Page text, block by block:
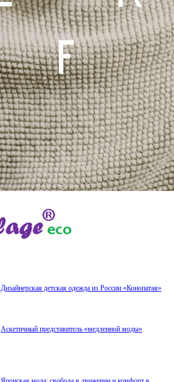
Дизайнерская детская одежда из России «Конопатая»
Аскетичный представитель «медленной моды»